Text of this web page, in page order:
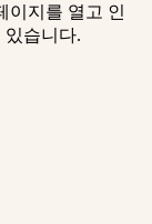
이지를 열고 인
있습니다.